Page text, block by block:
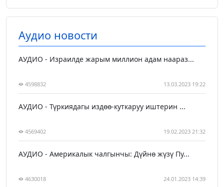
Аудио новости
АУДИО - Израилде жарым миллион адам наараз...
4598832 13.03.2023 19:22
АУДИО - Түркиядагы издөө-куткаруу иштерин ...
4569402 19.02.2023 21:32
АУДИО - Америкалык чалгынчы: Дүйнө жүзү Пу...
4630018 24.01.2023 14:39